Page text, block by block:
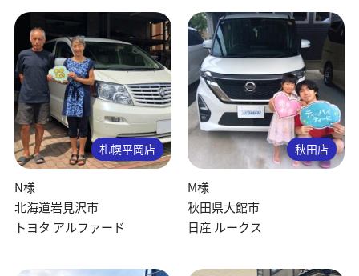
札幌平岡店
N様
北海道岩見沢市
トヨタ アルファード
秋田店
M様
秋田県大館市
日産 ルークス